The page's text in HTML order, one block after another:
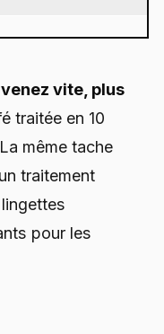
vite, plus
traitée en 10
même tache
traitement
pour les